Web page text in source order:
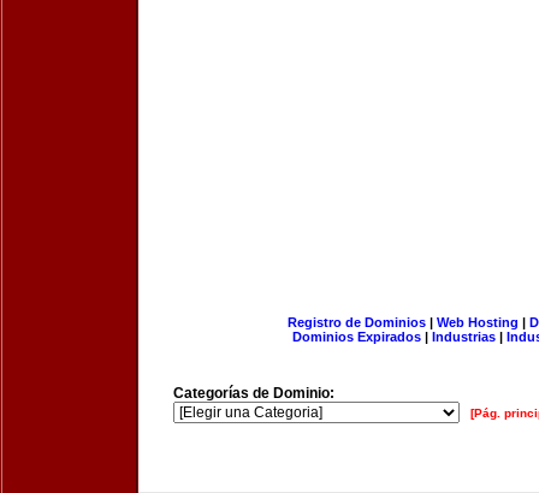
Registro de Dominios| Web Hosting |
Dominios Expirados | Industrias |
Categorías de Dominio:
[Pág.